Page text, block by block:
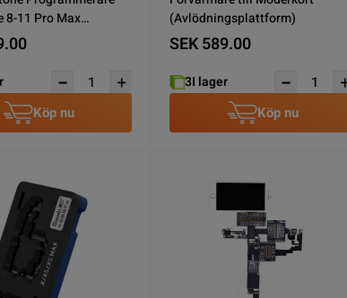
8-11 Pro Max
Köp nu
(Avlödningsplattform)
SEK 589.00
3I lager
Köp nu